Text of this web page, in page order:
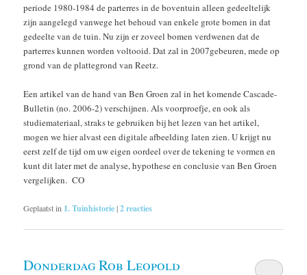
periode 1980-1984 de parterres in de boventuin alleen gedeeltelijk
zijn aangelegd vanwege het behoud van enkele grote bomen in dat
gedeelte van de tuin. Nu zijn er zoveel bomen verdwenen dat de
parterres kunnen worden voltooid. Dat zal in 2007gebeuren, mede op
grond van de plattegrond van Reetz.
Een artikel van de hand van Ben Groen zal in het komende Cascade-
Bulletin (no. 2006-2) verschijnen. Als voorproefje, en ook als
studiemateriaal, straks te gebruiken bij het lezen van het artikel,
mogen we hier alvast een digitale afbeelding laten zien. U krijgt nu
eerst zelf de tijd om uw eigen oordeel over de tekening te vormen en
kunt dit later met de analyse, hypothese en conclusie van Ben Groen
vergelijken. CO
Geplaatst in 1. Tuinhistorie|2reacties
Donderdag Rob Leopold